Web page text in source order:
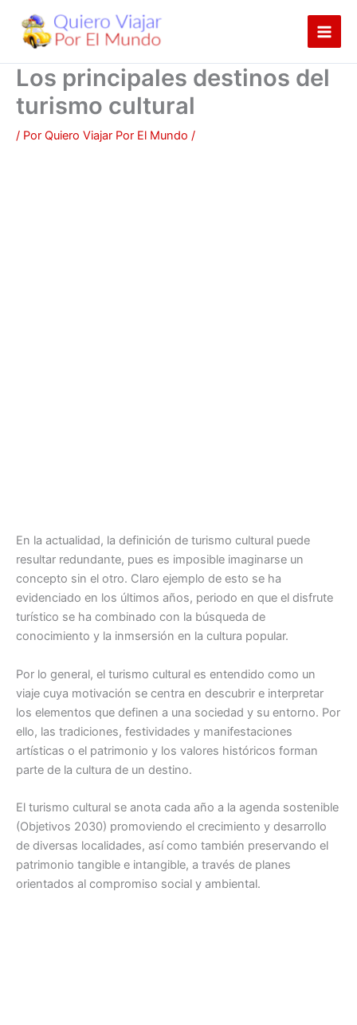
contenido
Los principales destinos del
turismo cultural
/ Por Quiero Viajar Por El Mundo /
En la actualidad, la definición de turismo cultural puede
resultar redundante, pues es imposible imaginarse un
concepto sin el otro. Claro ejemplo de esto se ha
evidenciado en los últimos años, periodo en que el disfrute
turístico se ha combinado con la búsqueda de
conocimiento y la inmsersión en la cultura popular.
Por lo general, el turismo cultural es entendido como un
viaje cuya motivación se centra en descubrir e interpretar
los elementos que definen a una sociedad y su entorno. Por
ello, las tradiciones, festividades y manifestaciones
artísticas o el patrimonio y los valores históricos forman
parte de la cultura de un destino.
El turismo cultural se anota cada año a la agenda sostenible
(Objetivos 2030) promoviendo el crecimiento y desarrollo
de diversas localidades, así como también preservando el
patrimonio tangible e intangible, a través de planes
orientados al compromiso social y ambiental.